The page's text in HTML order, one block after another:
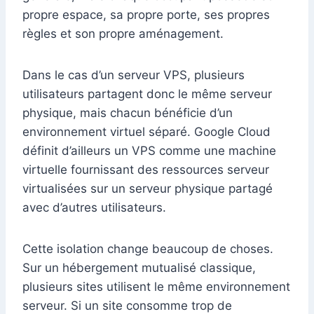
propre espace, sa propre porte, ses propres
règles et son propre aménagement.
Dans le cas d’un serveur VPS, plusieurs
utilisateurs partagent donc le même serveur
physique, mais chacun bénéficie d’un
environnement virtuel séparé. Google Cloud
définit d’ailleurs un VPS comme une machine
virtuelle fournissant des ressources serveur
virtualisées sur un serveur physique partagé
avec d’autres utilisateurs.
Cette isolation change beaucoup de choses.
Sur un hébergement mutualisé classique,
plusieurs sites utilisent le même environnement
serveur. Si un site consomme trop de